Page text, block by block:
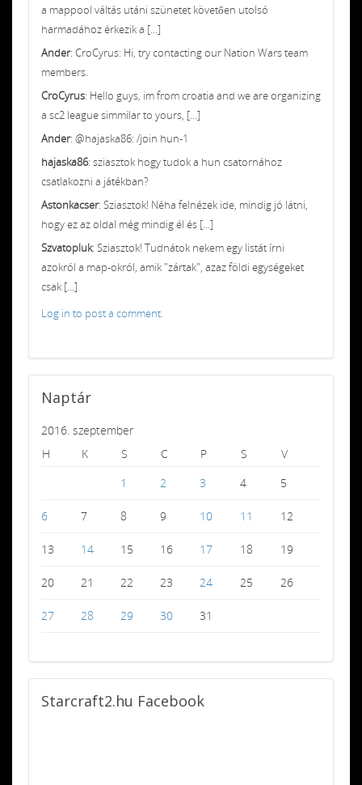
a mappool váltás utáni szünetet követően utolsó
harmadához érkezik a [...]
Ander: CroCyrus: Hi, try contacting our Nation Wars team
members.
CroCyrus: Hello guys, im from croatia and we are organizing
a sc2 league simmilar to yours, [...]
Ander: @hajaska86: /join hun-1
hajaska86: sziasztok hogy tudok a hun csatornához
csatlakozni a játékban?
Astonkacser: Sziasztok! Néha felnézek ide, mindig jó látni,
hogy ez az oldal még mindig él és [...]
Szvatopluk: Sziasztok! Tudnátok nekem egy listát írni
azokról a map-okról, amik "zártak", azaz földi egységeket
csak [...]
Log in to post a comment.
Naptár
2016. szeptember
H
K S C P S
V
1
2 3 4 5
6 7 8 9 10 11 12
13 14 15 16 17 18 19
20 21 22 23 24 25 26
27 28 29 30 31
Starcraft2.hu Facebook